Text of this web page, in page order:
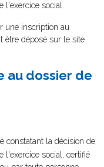
l'exercice social
une inscription au
être déposé sur le site
au dossier de
constatant la décision de
l'exercice social, certifié